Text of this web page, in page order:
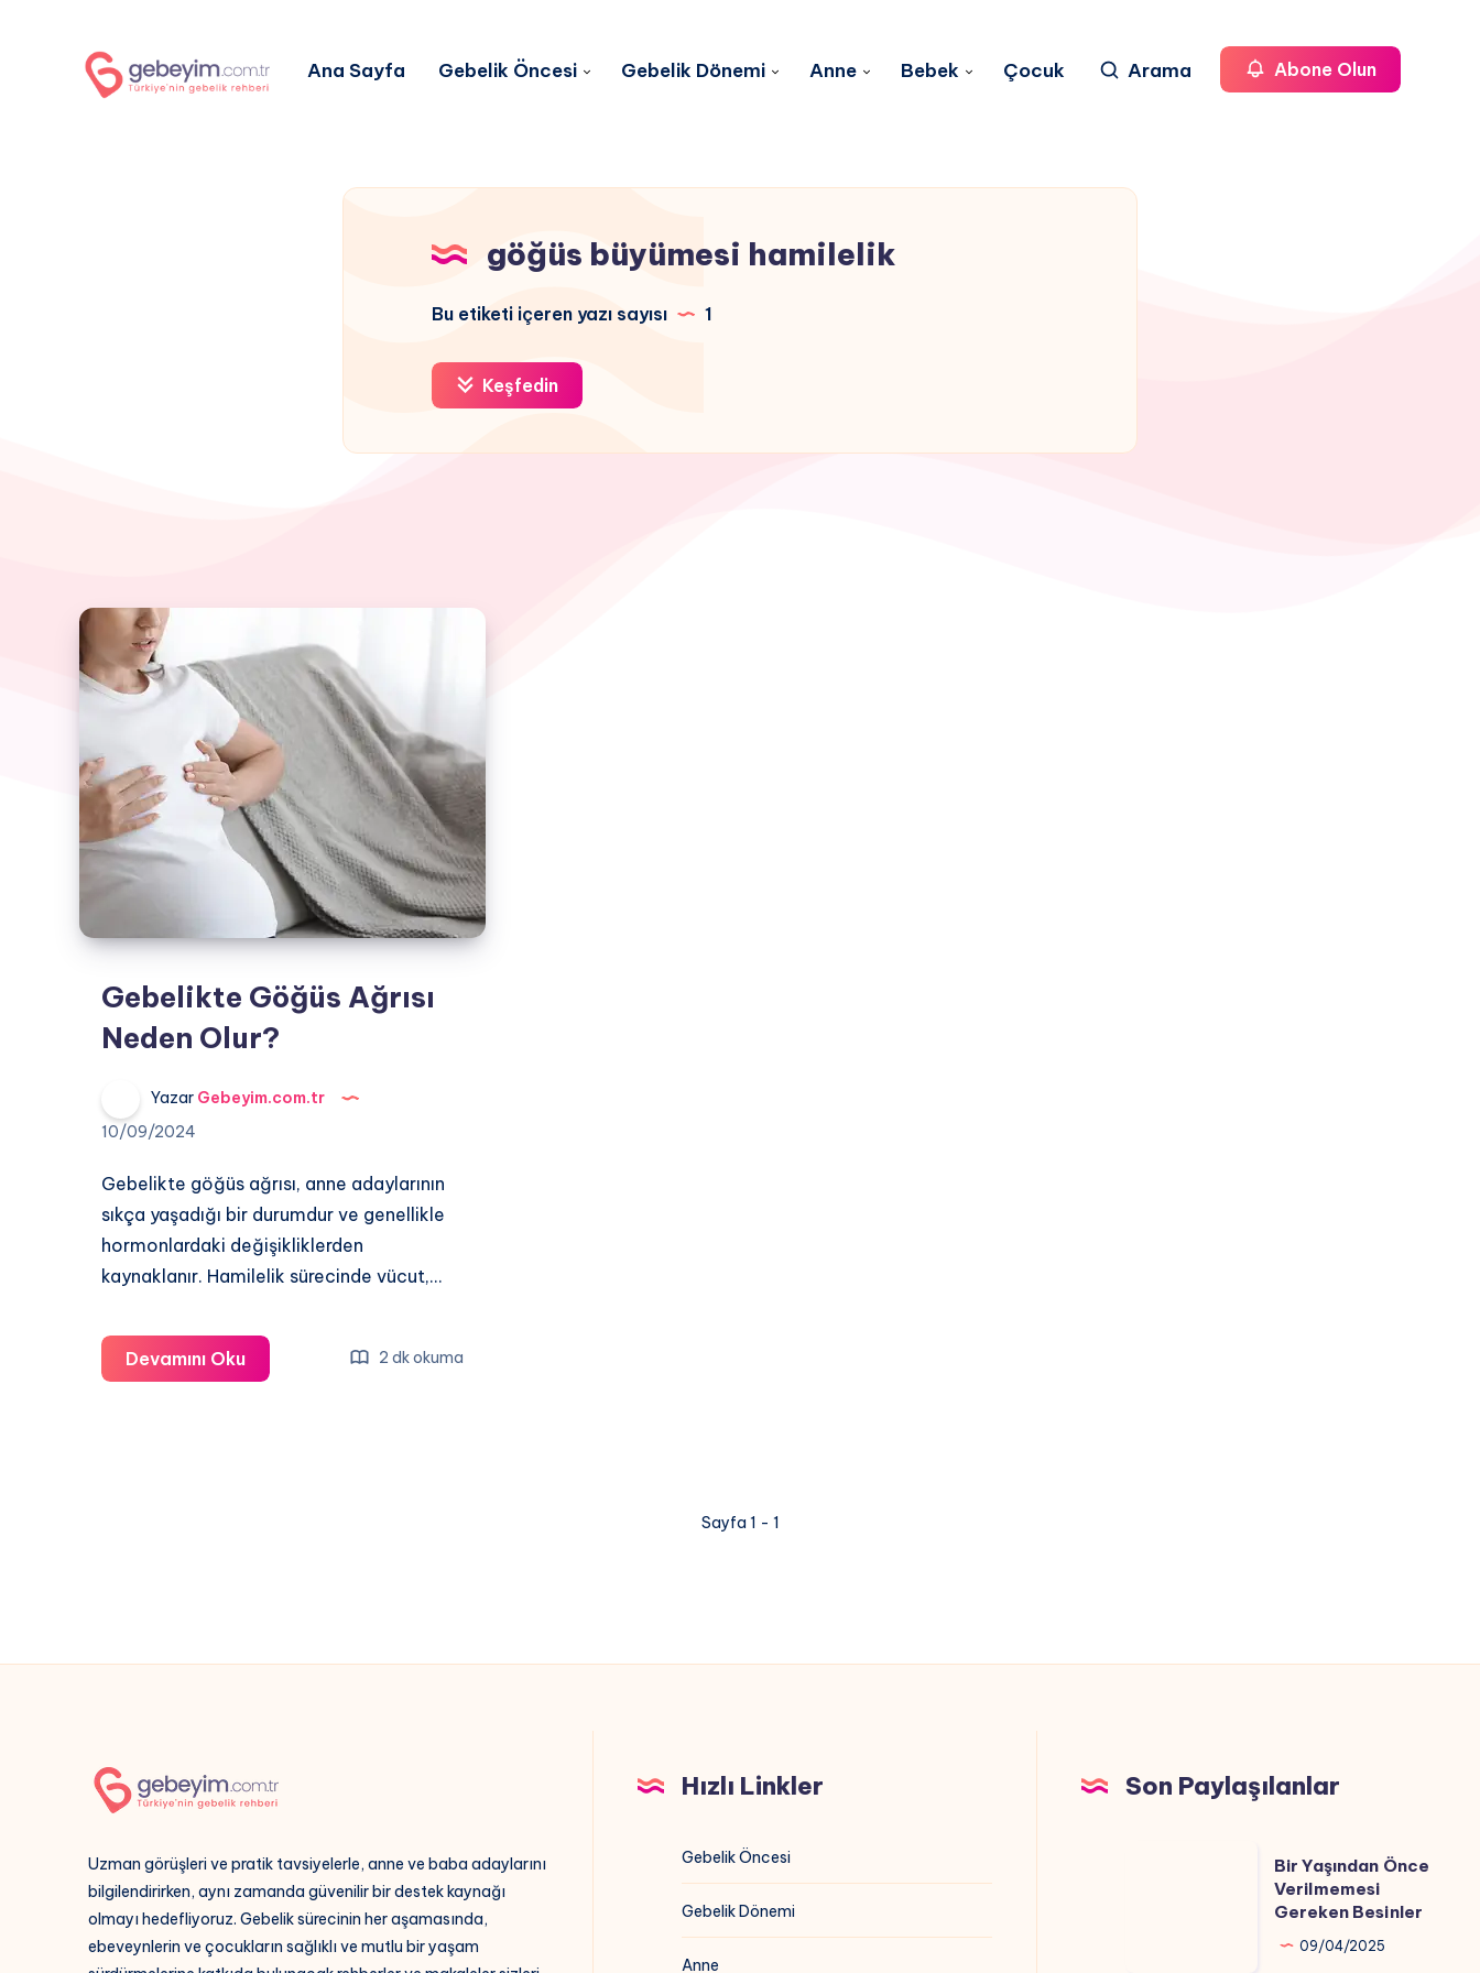
Ana Sayfa Gebelik Öncesi Gebelik Dönemi Anne Bebek Çocuk Arama Abone Olun
göğüs büyümesi hamilelik
Bu etiketi içeren yazı sayısı 1
Keşfedin
Gebelikte Göğüs Ağrısı
Neden Olur?
Yazar Gebeyim.com.tr
10/09/2024
Gebelikte göğüs ağrısı, anne adaylarının
sıkça yaşadığı bir durumdur ve genellikle
hormonlardaki değişikliklerden
kaynaklanır. Hamilelik sürecinde vücut,…
Devamını OkuGebelikte
Göğüs
2 dk okuma
Sayfa 1 - 1
Uzman görüşleri ve pratik tavsiyelerle, anne ve baba adaylarını
bilgilendirirken, aynı zamanda güvenilir bir destek kaynağı
olmayı hedefliyoruz. Gebelik sürecinin her aşamasında,
ebeveynlerin ve çocukların sağlıklı ve mutlu bir yaşam
Hızlı Linkler
Gebelik Öncesi
Gebelik Dönemi
Anne
Son Paylaşılanlar
Bir Yaşından Önce
Verilmemesi
Gereken Besinler
09/04/2025